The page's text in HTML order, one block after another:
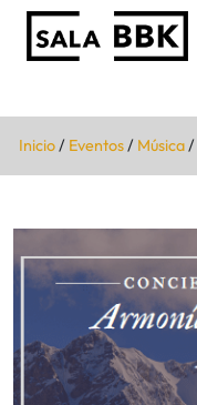
Inicio/ Eventos/ Música/